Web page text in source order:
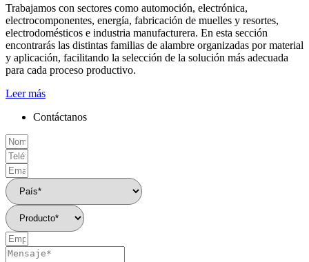
Trabajamos con sectores como automoción, electrónica,
electrocomponentes, energía, fabricación de muelles y resortes,
electrodomésticos e industria manufacturera. En esta sección
encontrarás las distintas familias de alambre organizadas por material
y aplicación, facilitando la selección de la solución más adecuada
para cada proceso productivo.
Leer más
Contáctanos